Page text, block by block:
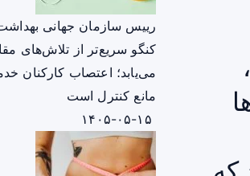
رییس سازمان جهانی
کنگو سریع‌تر از تلاش‌های
می‌یابد؛ اعتصاب کارکنان
مانع کنترل است